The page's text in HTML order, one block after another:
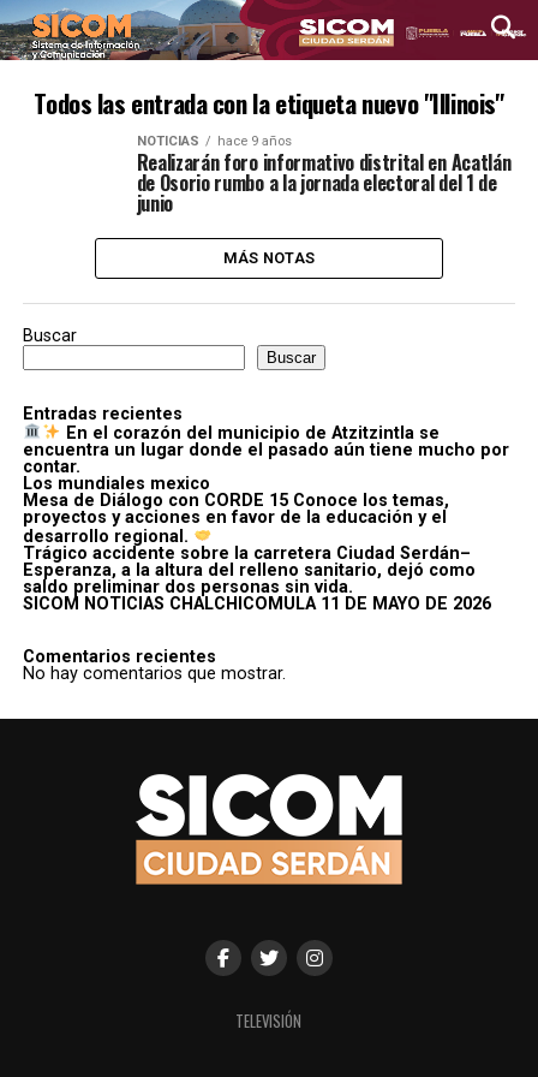
Todos las entrada con la etiqueta nuevo "Illinois"
NOTICIAS hace 9 años
Realizarán foro informativo distrital en Acatlán
de Osorio rumbo a la jornada electoral del 1 de
junio
MÁS NOTAS
Buscar
Buscar
Entradas recientes
En el corazón del municipio de Atzitzintla se
encuentra un lugar donde el pasado aún tiene mucho por
contar.
Los mundiales mexico
Mesa de Diálogo con CORDE 15 Conoce los temas,
proyectos y acciones en favor de la educación y el
desarrollo regional.
Trágico accidente sobre la carretera Ciudad Serdán–
Esperanza, a la altura del relleno sanitario, dejó como
saldo preliminar dos personas sin vida.
SICOM NOTICIAS CHALCHICOMULA 11 DE MAYO DE 2026
Comentarios recientes
No hay comentarios que mostrar.
TELEVISIÓN